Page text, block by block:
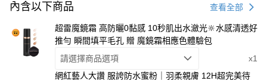
內含以下商品 查看全部
超雷魔鏡霜 高防曬0黏感 10秒肌出水瀲光🔆水感清透好
推勻 瞬間填平毛孔 贈 魔鏡霜相應色體驗包
請選擇商品選項
x1
網紅藝人大讚 服誇防水蜜粉｜羽柔親膚 12H超完美待